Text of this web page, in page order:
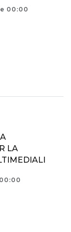
00:00
LA